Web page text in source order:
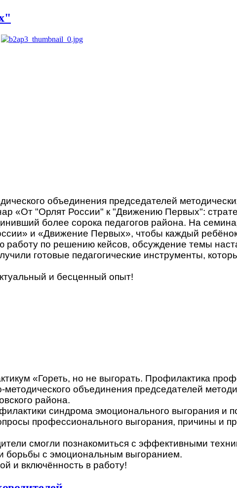
объединения председателей
«От "Орлят России" к "Движению Первых":
более сорока педагогов района. На
и «Движение Первых», чтобы каждый
по решению кейсов, обсуждение темы
готовые педагогические инструменты,
и бесценный опыт!
«Гореть, но не выгорать. Профилактика
объединения председателей
района.
синдрома эмоционального выгорания и
профессионального выгорания, причины и
смогли познакомиться с эффективными
борьбы с эмоциональным выгоранием.
и включённость в работу!